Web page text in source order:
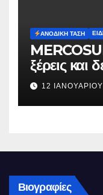
ΑΝΟΔΙΚΉ ΤΆΣΗ
ξέρεις και
12
Βιογραφίες